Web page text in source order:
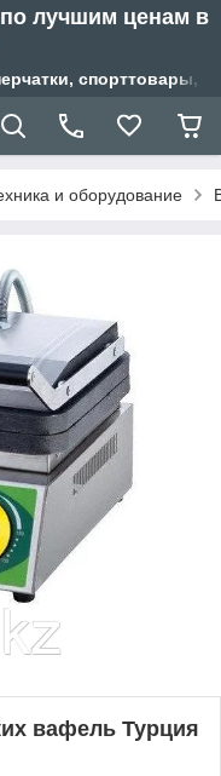
лучшим ценам в
и оборудование
вафель Турция